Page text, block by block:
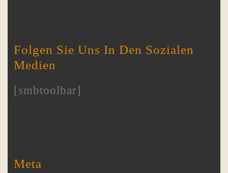
Folgen Sie Uns In Den Sozialen
Medien
[smbtoolbar]
Meta